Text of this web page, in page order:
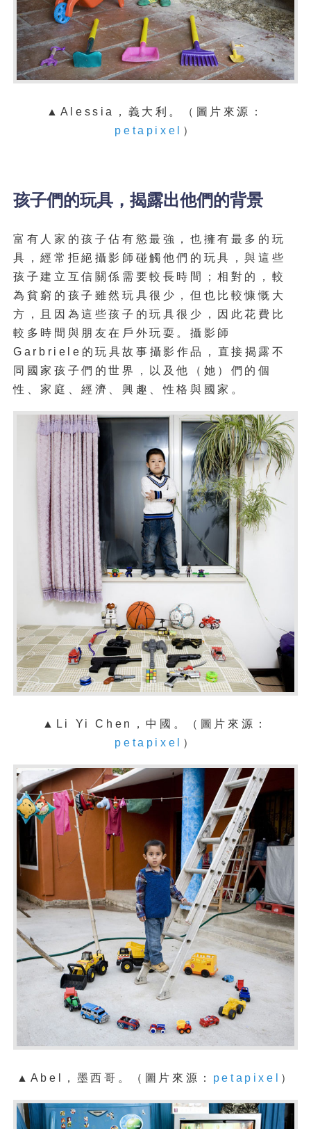
▲Alessia，義大利。（圖片來源：
petapixel
）
孩子們的玩具，揭露出他們的背景
富有人家的孩子佔有慾最強，也擁有最多的玩
具，經常拒絕攝影師碰觸他們的玩具，與這些
孩子建立互信關係需要較長時間；相對的，較
為貧窮的孩子雖然玩具很少，但也比較慷慨大
方，且因為這些孩子的玩具很少，因此花費比
較多時間與朋友在戶外玩耍。 攝影師
Garbriele的玩具故事攝影作品，直接揭露不
同國家孩子們的世界，以及他（她）們的個
性、家庭、經濟、興趣、性格與國家。
▲Li Yi Chen，中國。（圖片來源：
petapixel
）
▲Abel，墨西哥。（圖片來源： petapixel ）